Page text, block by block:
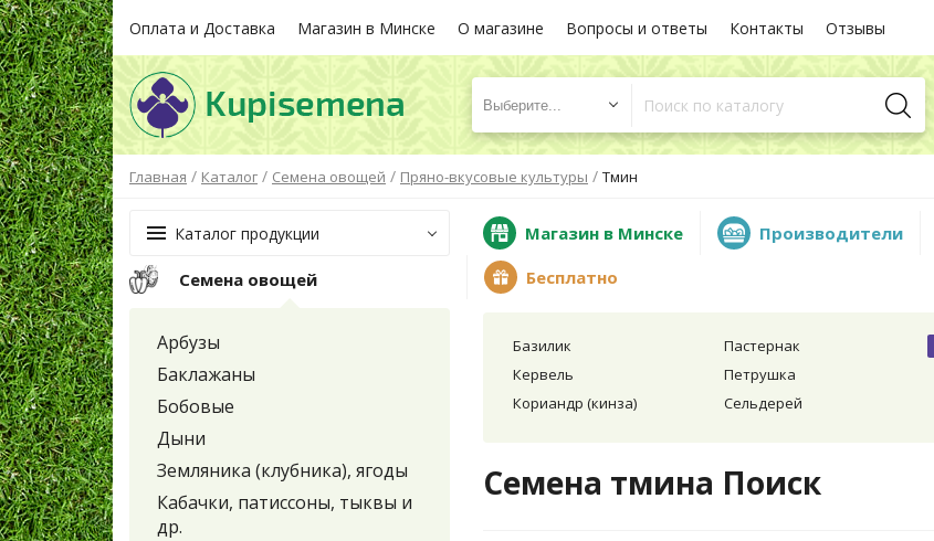
Оплата и Доставка Магазин в Минске О магазине Вопросы и ответы Контакты Отзывы
Выберите...
Главная / Каталог / Семена овощей / Пряно-вкусовые культуры / Тмин
Каталог продукции
Семена овощей
Арбузы
Баклажаны
Бобовые
Дыни
Земляника (клубника), ягоды
Кабачки, патиссоны, тыквы и
др.
Магазин в Минске Производители
Бесплатно
Базилик
Кервель
Кориандр (кинза)
Пастернак
Петрушка
Сельдерей
Семена тмина Поиск